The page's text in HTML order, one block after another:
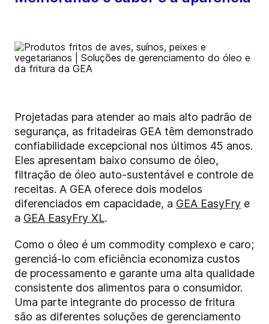
Projetadas para atender ao mais alto padrão de
segurança, as fritadeiras GEA têm demonstrado
confiabilidade excepcional nos últimos 45 anos.
Eles apresentam baixo consumo de óleo,
filtração de óleo auto-sustentável e controle de
receitas. A GEA oferece dois modelos
diferenciados em capacidade, a GEA EasyFry e
a GEA EasyFry XL.
Como o óleo é um commodity complexo e caro;
gerenciá-lo com eficiência economiza custos
de processamento e garante uma alta qualidade
consistente dos alimentos para o consumidor.
Uma parte integrante do processo de fritura
são as diferentes soluções de gerenciamento